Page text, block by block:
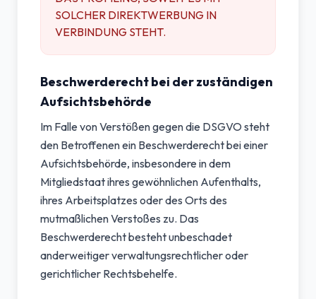
SOLCHER DIREKTWERBUNG IN
VERBINDUNG STEHT.
Beschwerderecht bei der zuständigen
Aufsichtsbehörde
Im Falle von Verstößen gegen die DSGVO steht
den Betroffenen ein Beschwerderecht bei einer
Aufsichtsbehörde, insbesondere in dem
Mitgliedstaat ihres gewöhnlichen Aufenthalts,
ihres Arbeitsplatzes oder des Orts des
mutmaßlichen Verstoßes zu. Das
Beschwerderecht besteht unbeschadet
anderweitiger verwaltungsrechtlicher oder
gerichtlicher Rechtsbehelfe.